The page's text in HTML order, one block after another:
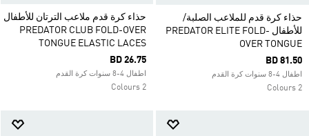
حذاء كرة قدم للملاعب الصلبة/
للأطفال PREDATOR ELITE FOLD-
OVER TONGUE
BD 81.50
اطفال 4-8 سنوات كرة القدم
2 Colours
حذاء كرة قدم ملاعب الترتان للأطفال
PREDATOR CLUB FOLD-OVER
TONGUE ELASTIC LACES
BD 26.75
اطفال 4-8 سنوات كرة القدم
2 Colours